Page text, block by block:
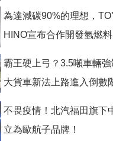
為達減碳90%的理想，
HINO宣布合作開發氫燃
霸王硬上弓？3.5噸車輛
大貨車新法上路進入倒數
不畏疫情！北汽福田旗下
立為歐航子品牌！